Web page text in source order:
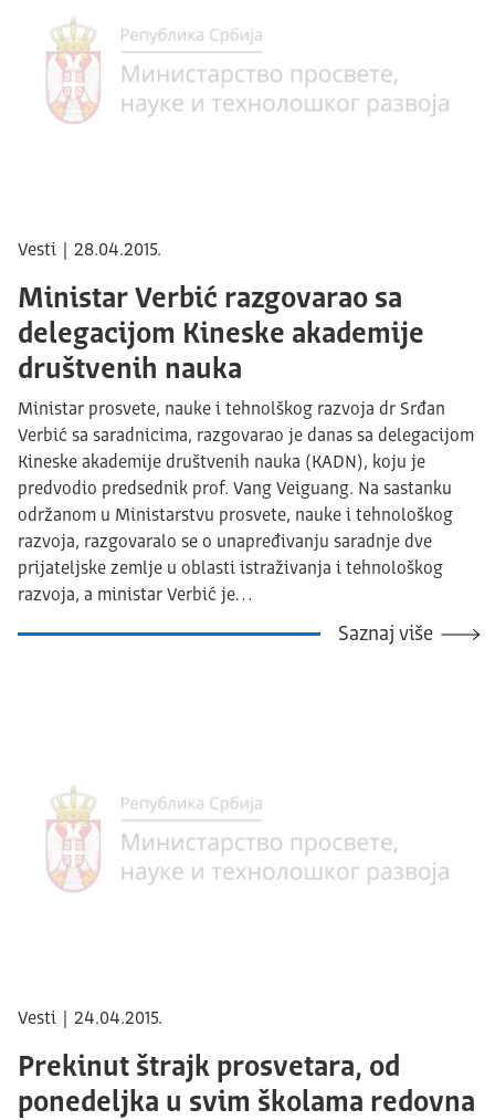
Vesti | 28.04.2015.
Ministar Verbić razgovarao sa
delegacijom Kineske akademije
društvenih nauka
Ministar prosvete, nauke i tehnolškog razvoja dr Srđan
Verbić sa saradnicima, razgovarao je danas sa delegacijom
Kineske akademije društvenih nauka (KADN), koju je
predvodio predsednik prof. Vang Veiguang. Na sastanku
održanom u Ministarstvu prosvete, nauke i tehnološkog
razvoja, razgovaralo se o unapređivanju saradnje dve
prijateljske zemlje u oblasti istraživanja i tehnološkog
razvoja, a ministar Verbić je…
Saznaj više
Vesti | 24.04.2015.
Prekinut štrajk prosvetara, od
ponedeljka u svim školama redovna